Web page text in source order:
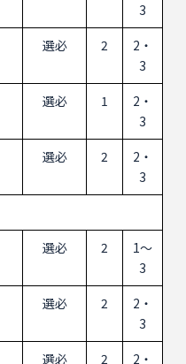
3
選必 2
2・
3
選必 1
2・
3
選必 2
2・
3
選必 2
1～
3
選必 2
2・
3
選必 2 2・